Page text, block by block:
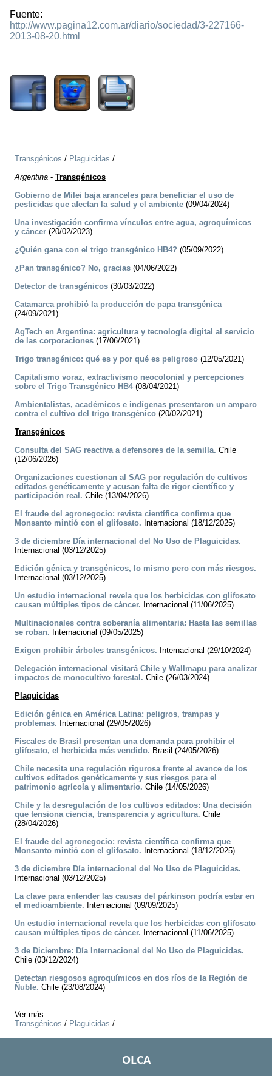
Fuente:
http://www.pagina12.com.ar/diario/sociedad/3-227166-
2013-08-20.html
Transgénicos / Plaguicidas /
Argentina - Transgénicos
Gobierno de Milei baja aranceles para beneficiar el uso de
pesticidas que afectan la salud y el ambiente (09/04/2024)
Una investigación confirma vínculos entre agua, agroquímicos
y cáncer (20/02/2023)
¿Quién gana con el trigo transgénico HB4? (05/09/2022)
¿Pan transgénico? No, gracias (04/06/2022)
Detector de transgénicos (30/03/2022)
Catamarca prohibió la producción de papa transgénica
(24/09/2021)
AgTech en Argentina: agricultura y tecnología digital al servicio
de las corporaciones (17/06/2021)
Trigo transgénico: qué es y por qué es peligroso (12/05/2021)
Capitalismo voraz, extractivismo neocolonial y percepciones
sobre el Trigo Transgénico HB4 (08/04/2021)
Ambientalistas, académicos e indígenas presentaron un amparo
contra el cultivo del trigo transgénico (20/02/2021)
Transgénicos
Consulta del SAG reactiva a defensores de la semilla. Chile
(12/06/2026)
Organizaciones cuestionan al SAG por regulación de cultivos
editados genéticamente y acusan falta de rigor científico y
participación real. Chile (13/04/2026)
El fraude del agronegocio: revista científica confirma que
Monsanto mintió con el glifosato. Internacional (18/12/2025)
3 de diciembre Día internacional del No Uso de Plaguicidas.
Internacional (03/12/2025)
Edición génica y transgénicos, lo mismo pero con más riesgos.
Internacional (03/12/2025)
Un estudio internacional revela que los herbicidas con glifosato
causan múltiples tipos de cáncer. Internacional (11/06/2025)
Multinacionales contra soberanía alimentaria: Hasta las semillas
se roban. Internacional (09/05/2025)
Exigen prohibir árboles transgénicos. Internacional (29/10/2024)
Delegación internacional visitará Chile y Wallmapu para analizar
impactos de monocultivo forestal. Chile (26/03/2024)
Plaguicidas
Edición génica en América Latina: peligros, trampas y
problemas. Internacional (29/05/2026)
Fiscales de Brasil presentan una demanda para prohibir el
glifosato, el herbicida más vendido. Brasil (24/05/2026)
Chile necesita una regulación rigurosa frente al avance de los
cultivos editados genéticamente y sus riesgos para el
patrimonio agrícola y alimentario. Chile (14/05/2026)
Chile y la desregulación de los cultivos editados: Una decisión
que tensiona ciencia, transparencia y agricultura. Chile
(28/04/2026)
El fraude del agronegocio: revista científica confirma que
Monsanto mintió con el glifosato. Internacional (18/12/2025)
3 de diciembre Día internacional del No Uso de Plaguicidas.
Internacional (03/12/2025)
La clave para entender las causas del párkinson podría estar en
el medioambiente. Internacional (09/09/2025)
Un estudio internacional revela que los herbicidas con glifosato
causan múltiples tipos de cáncer. Internacional (11/06/2025)
3 de Diciembre: Día Internacional del No Uso de Plaguicidas.
Chile (03/12/2024)
Detectan riesgosos agroquímicos en dos ríos de la Región de
Ñuble. Chile (23/08/2024)
Ver más:
Transgénicos / Plaguicidas /
OLCA